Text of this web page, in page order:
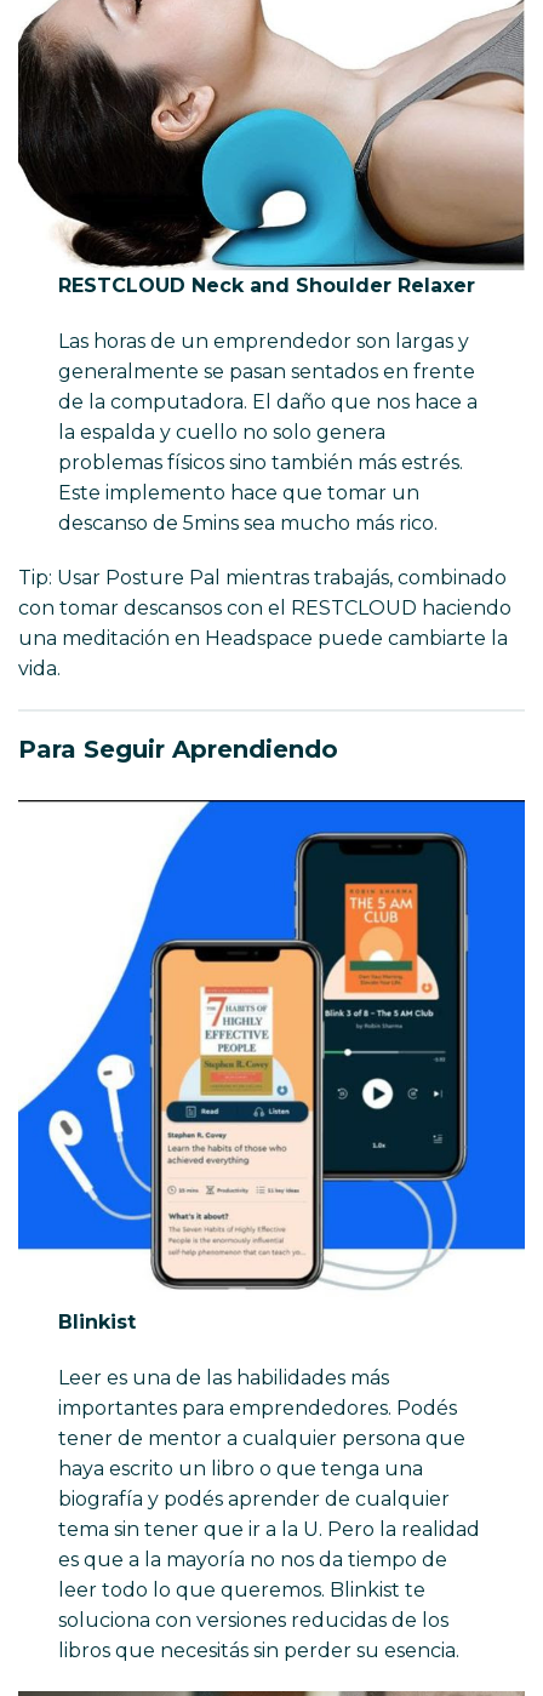
RESTCLOUD Neck and Shoulder Relaxer
Las horas de un emprendedor son largas y
generalmente se pasan sentados en frente
de la computadora. El daño que nos hace a
la espalda y cuello no solo genera
problemas físicos sino también más estrés.
Este implemento hace que tomar un
descanso de 5mins sea mucho más rico.
Tip: Usar Posture Pal mientras trabajás, combinado
con tomar descansos con el RESTCLOUD haciendo
una meditación en Headspace puede cambiarte la
vida.
Para Seguir Aprendiendo
Blinkist
Leer es una de las habilidades más
importantes para emprendedores. Podés
tener de mentor a cualquier persona que
haya escrito un libro o que tenga una
biografía y podés aprender de cualquier
tema sin tener que ir a la U. Pero la realidad
es que a la mayoría no nos da tiempo de
leer todo lo que queremos. Blinkist te
soluciona con versiones reducidas de los
libros que necesitás sin perder su esencia.